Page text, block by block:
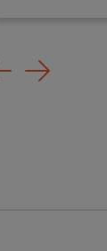
Previous
Next